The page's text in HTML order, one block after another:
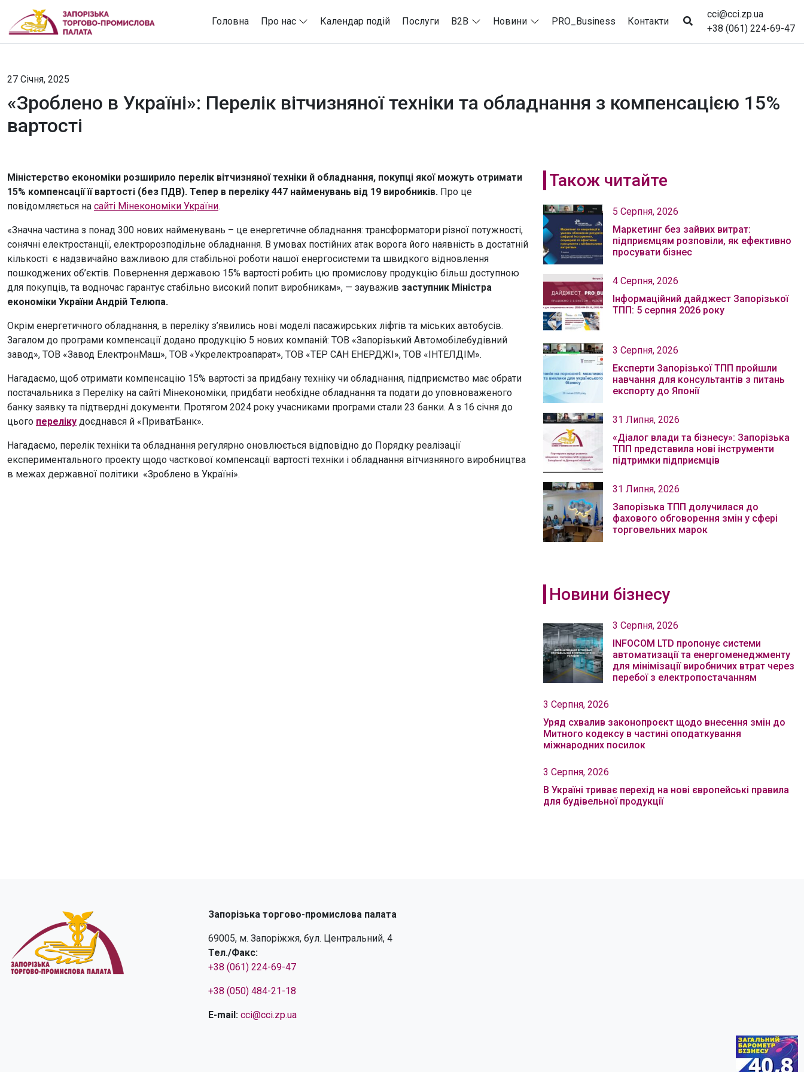
Головна Про нас Календар подій Послуги B2B Новини PRO_Business Контакти
cci@cci.zp.ua
+38 (061) 224-69-47
27 Січня, 2025
«Зроблено в Україні»: Перелік вітчизняної техніки та обладнання з компенсацією 15%
вартості
Міністерство економіки розширило перелік вітчизняної техніки й обладнання, покупці якої можуть отримати
15% компенсації її вартості (без ПДВ). Тепер в переліку 447 найменувань від 19 виробників. Про це
повідомляється на сайті Мінекономіки України.
«Значна частина з понад 300 нових найменувань – це енергетичне обладнання: трансформатори різної потужності,
сонячні електростанції, електророзподільне обладнання. В умовах постійних атак ворога його наявність в достатній
кількості є надзвичайно важливою для стабільної роботи нашої енергосистеми та швидкого відновлення
пошкоджених об’єктів. Повернення державою 15% вартості робить цю промислову продукцію більш доступною
для покупців, та водночас гарантує стабільно високий попит виробникам», — зауважив заступник Міністра
економіки України Андрій Телюпа.
Окрім енергетичного обладнання, в переліку з’явились нові моделі пасажирських ліфтів та міських автобусів.
Загалом до програми компенсації додано продукцію 5 нових компаній: ТОВ «Запорізький Автомобілебудівний
завод», ТОВ «Завод ЕлектронМаш», ТОВ «Укрелектроапарат», ТОВ «ТЕР САН ЕНЕРДЖІ», ТОВ «ІНТЕЛДІМ».
Нагадаємо, щоб отримати компенсацію 15% вартості за придбану техніку чи обладнання, підприємство має обрати
постачальника з Переліку на сайті Мінекономіки, придбати необхідне обладнання та подати до уповноваженого
банку заявку та підтвердні документи. Протягом 2024 року учасниками програми стали 23 банки. А з 16 січня до
цього переліку доєднався й «ПриватБанк».
Нагадаємо, перелік техніки та обладнання регулярно оновлюється відповідно до Порядку реалізації
експериментального проекту щодо часткової компенсації вартості техніки і обладнання вітчизняного виробництва
в межах державної політики «Зроблено в Україні».
Також читайте
5 Серпня, 2026
Маркетинг без зайвих витрат:
підприємцям розповіли, як ефективно
просувати бізнес
4 Серпня, 2026
Інформаційний дайджест Запорізької
ТПП: 5 серпня 2026 року
3 Серпня, 2026
Експерти Запорізької ТПП пройшли
навчання для консультантів з питань
експорту до Японії
31 Липня, 2026
«Діалог влади та бізнесу»: Запорізька
ТПП представила нові інструменти
підтримки підприємців
31 Липня, 2026
Запорізька ТПП долучилася до
фахового обговорення змін у сфері
торговельних марок
Новини бізнесу
3 Серпня, 2026
INFOCOM LTD пропонує системи
автоматизації та енергоменеджменту
для мінімізації виробничих втрат через
перебої з електропостачанням
3 Серпня, 2026
Уряд схвалив законопроєкт щодо внесення змін до
Митного кодексу в частині оподаткування
міжнародних посилок
3 Серпня, 2026
В Україні триває перехід на нові європейські правила
для будівельної продукції
Запорізька торгово-промислова палата
69005, м. Запоріжжя, бул. Центральний, 4
Тел./Факс:
+38 (061) 224-69-47
+38 (050) 484-21-18
E-mail: cci@cci.zp.ua